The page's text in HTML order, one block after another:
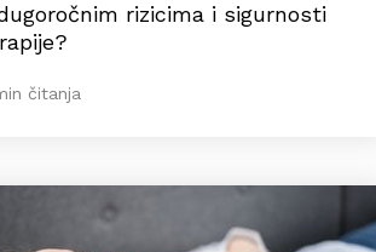
rizicima i sigurnosti
čitanja